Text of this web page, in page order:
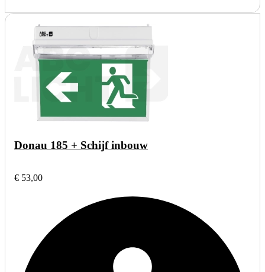
Donau 185 + Schijf inbouw
€ 53,00